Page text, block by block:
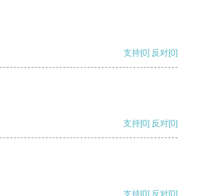
支持[0] 反对[0]
支持[0] 反对[0]
支持[0] 反对[0]